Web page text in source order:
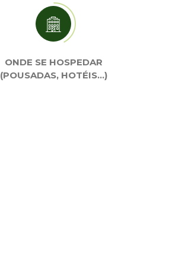
ONDE SE HOSPEDAR
(POUSADAS, HOTÉIS…)